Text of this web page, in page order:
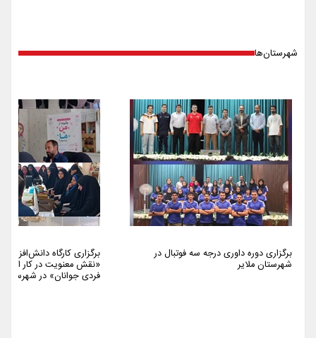
شهرستان‌ها
برگزاری دوره داوری درجه سه فوتبال در
شهرستان ملایر
برگزاری کارگاه
«نقش معنویت در کار
فردی جوانان» در شهرستان